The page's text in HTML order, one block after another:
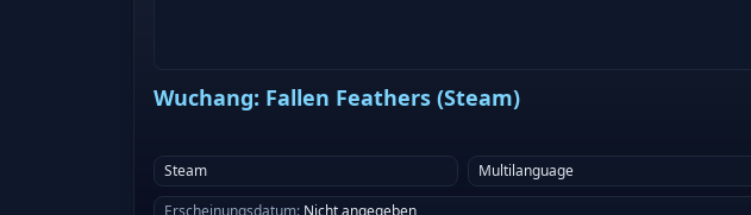
Wuchang: Fallen Feathers (Steam)
Steam
Multilanguage